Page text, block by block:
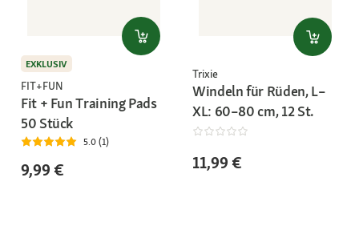
EXKLUSIV
FIT+FUN
Fit + Fun Training Pads
50 Stück
5.0 (1)
9,99 €
Trixie
Windeln für Rüden, L–
XL: 60–80 cm, 12 St.
11,99 €